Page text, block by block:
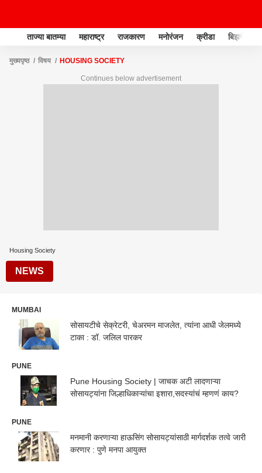
ताज्या बातम्या महाराष्ट्र राजकारण मनोरंजन क्रीडा बिझनेस
मुख्यपृष्ठ विषय HOUSING SOCIETY
Continues below advertisement
Housing Society
NEWS
MUMBAI
सोसायटीचे सेक्रेटरी, चेअरमन माजलेत, त्यांना आधी जेलमध्ये
टाका : डॉ. जलिल पारकर
PUNE
Pune Housing Society | जाचक अटी लादणाऱ्या
सोसायट्यांना जिल्हाधिकाऱ्यांचा इशारा,सदस्यांचं म्हणणं काय?
PUNE
मनमानी करणाऱ्या हाऊसिंग सोसायट्यांसाठी मार्गदर्शक तत्वे जारी
करणार : पुणे मनपा आयुक्त